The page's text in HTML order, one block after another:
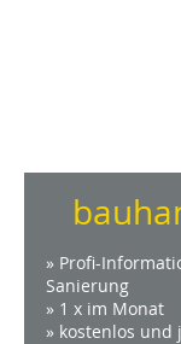
» Profi-
Sanierung
» 1 x im Monat
» kostenlos